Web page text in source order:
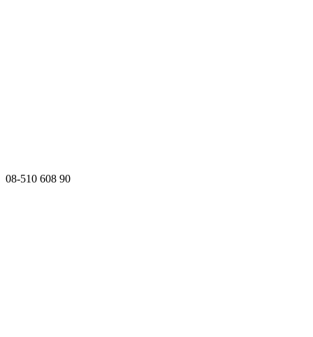
08-510 608 90